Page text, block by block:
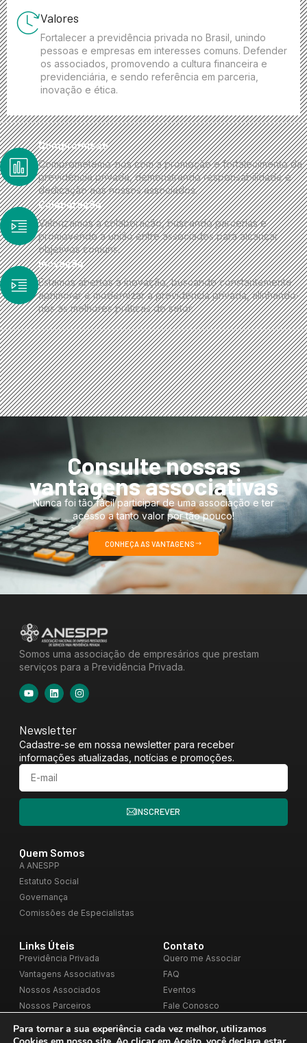
Valores
Fortalecer a previdência privada no Brasil, unindo
pessoas e empresas em interesses comuns. Defender
os associados, promovendo a cultura financeira e
previdenciária, e sendo referência em parceria,
inovação e ética.
Compromisso
Comprometemo-nos com a promoção e fortalecimento da
previdência privada, demonstrando responsabilidade e
dedicação aos nossos associados.
Colaboração
Valorizamos a colaboração, buscando parcerias e
promovendo a união entre associados para alcançar
objetivos comuns.
inovação
Estamos abertos à inovação, buscando constantemente
aprimorar e modernizar a previdência privada, alinhando-
nos às melhores práticas do setor.
Consulte nossas
vantagens associativas
Nunca foi tão fácil participar de uma associação e ter
acesso a tanto valor por tão pouco!
CONHEÇA AS VANTAGENS
Somos uma associação de empresários que prestam
serviços para a Previdência Privada.
Quem Somos
A ANESPP
Estatuto Social
Governança
Comissões de Especialistas
Links Úteis
Previdência Privada
Vantagens Associativas
Nossos Associados
Nossos Parceiros
Contato
Quero me Associar
FAQ
Eventos
Fale Conosco
Newsletter
Cadastre-se em nossa newsletter para receber
informações atualizadas, notícias e promoções.
INSCREVER
Para tornar a sua experiência cada vez melhor, utilizamos